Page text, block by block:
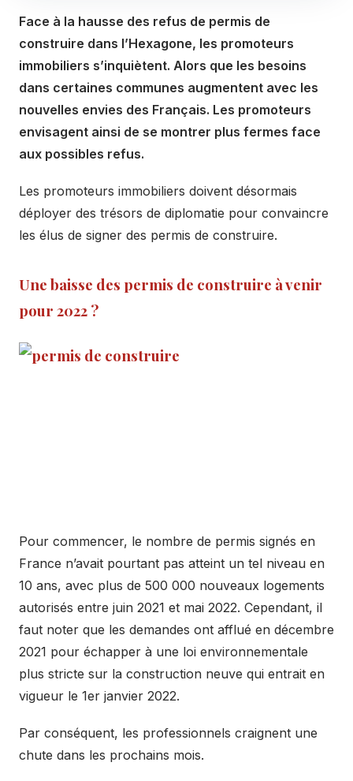
Face à la hausse des refus de permis de
construire dans l’Hexagone, les promoteurs
immobiliers s’inquiètent. Alors que les besoins
dans certaines communes augmentent avec les
nouvelles envies des Français. Les promoteurs
envisagent ainsi de se montrer plus fermes face
aux possibles refus.
Les promoteurs immobiliers doivent désormais
déployer des trésors de diplomatie pour convaincre
les élus de signer des permis de construire.
Une baisse des permis de construire à venir
pour 2022 ?
Pour commencer, le nombre de permis signés en
France n’avait pourtant pas atteint un tel niveau en
10 ans, avec plus de 500 000 nouveaux logements
autorisés entre juin 2021 et mai 2022. Cependant, il
faut noter que les demandes ont afflué en décembre
2021 pour échapper à une loi environnementale
plus stricte sur la construction neuve qui entrait en
vigueur le 1er janvier 2022.
Par conséquent, les professionnels craignent une
chute dans les prochains mois.